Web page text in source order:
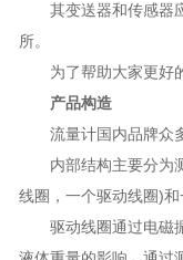
其变送器和传感器应
所。
为了帮助大家更好的
产品构造
流量计国内品牌众多
内部结构主要分为测
线圈，一个驱动线圈)
驱动线圈通过电磁振